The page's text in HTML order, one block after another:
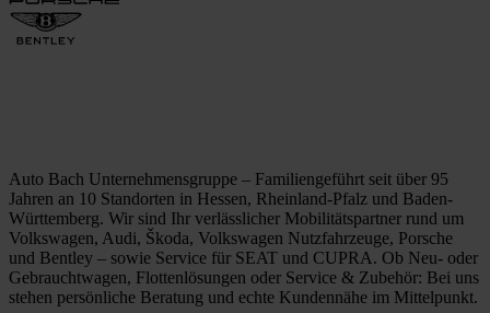
Auto Bach Unternehmensgruppe – Familiengeführt seit über 95
Jahren an 10 Standorten in Hessen, Rheinland-Pfalz und Baden-
Württemberg. Wir sind Ihr verlässlicher Mobilitätspartner rund um
Volkswagen, Audi, Škoda, Volkswagen Nutzfahrzeuge, Porsche
und Bentley – sowie Service für SEAT und CUPRA. Ob Neu- oder
Gebrauchtwagen, Flottenlösungen oder Service & Zubehör: Bei uns
stehen persönliche Beratung und echte Kundennähe im Mittelpunkt.